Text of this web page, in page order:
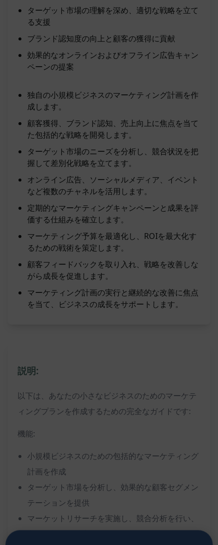
ターゲット市場の理解を深め、適切な戦略を立て
る支援
ブランド認知度の向上と顧客の獲得に貢献
効果的なオンラインおよびオフライン広告キャン
ペーンの提案
独自の小規模ビジネスのマーケティング計画を作
成します。
顧客獲得、ブランド認知、売上向上に焦点を当て
た包括的な戦略を開発します。
ターゲット市場のニーズを分析し、競合状況を把
握して差別化戦略を立てます。
オンライン広告、ソーシャルメディア、イベント
など複数のチャネルを活用します。
定期的なマーケティングキャンペーンと成果を評
価する仕組みを確立します。
マーケティング予算を最適化し、ROIを最大化す
るための戦術を策定します。
顧客フィードバックを取り入れ、戦略を改善しな
がら成長を促進します。
マーケティング計画の実行と継続的な改善に焦点
を当て、ビジネスの成長をサポートします。
説明:
以下は、あなたの小さなビジネスのためのマーケテ
ィングプランを作成するための完全なガイドです:
機能:
小規模ビジネスのための包括的なマーケティング
計画を作成
ターゲット市場を分析し、効果的な顧客セグメン
テーションを提供
マーケットリサーチを実施し、競合分析を行い、
市場の機会を特定